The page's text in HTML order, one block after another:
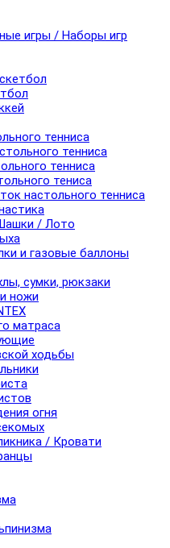
игры / Наборы игр
тенниса
тенниса
тенниса
тениса
настольного тенниса
/ Лото
и газовые баллоны
сумки, рюкзаки
ножи
матраса
ходьбы
огня
/ Кровати